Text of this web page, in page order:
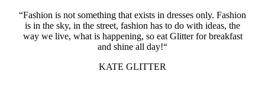
“Fashion is not something that exists in dresses only. Fashion
is in the sky, in the street, fashion has to do with ideas, the
way we live, what is happening, so eat Glitter for breakfast
and shine all day!“
KATE GLITTER